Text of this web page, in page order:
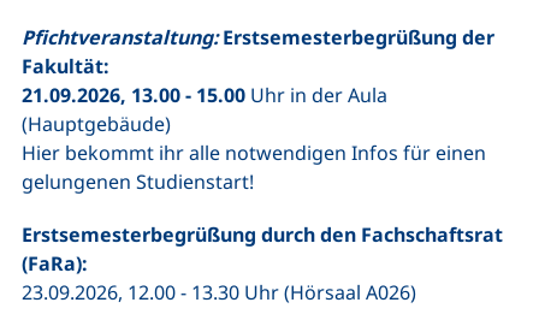
Pfichtveranstaltung:Erstsemesterbegrüßung der
Fakultät:
21.09.2026, 13.00 - 15.00 Uhr in der Aula
(Hauptgebäude)
Hier bekommt ihr alle notwendigen Infos für einen
gelungenen Studienstart!
Erstsemesterbegrüßung durch den Fachschaftsrat
(FaRa):
23.09.2026, 12.00 - 13.30 Uhr (Hörsaal A026)